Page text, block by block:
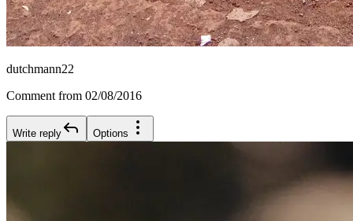
dutchmann22
Comment from 02/08/2016
Write reply Options